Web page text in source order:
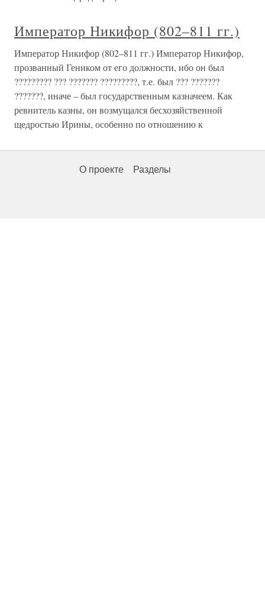
Император Никифор (802–811 гг.)
Император Никифор (802–811 гг.) Император Никифор,
прозванный Геником от его должности, ибо он был
????????? ??? ??????? ?????????, т.е. был ??? ???????
???????, иначе – был государственным казначеем. Как
ревнитель казны, он возмущался бесхозяйственной
щедростью Ирины, особенно по отношению к
О проекте Разделы